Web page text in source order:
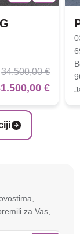
34.500,00 €
€
za Vas,
omogućuje